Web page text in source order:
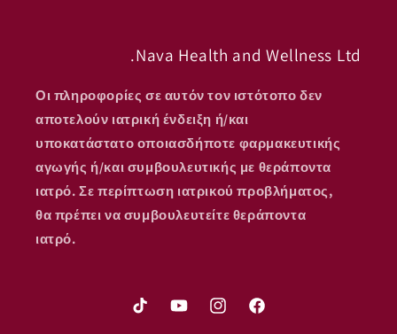
Nava Health and Wellness Ltd.
Οι πληροφορίες σε αυτόν τον ιστότοπο δεν
αποτελούν ιατρική ένδειξη ή/και
υποκατάστατο οποιασδήποτε φαρμακευτικής
αγωγής ή/και συμβουλευτικής με θεράποντα
ιατρό. Σε περίπτωση ιατρικού προβλήματος,
θα πρέπει να συμβουλευτείτε θεράποντα
ιατρό.
Facebook
Instagram
YouTube
TikTok